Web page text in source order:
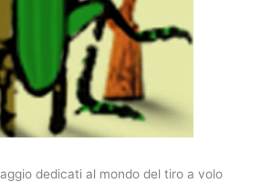
dedicati al mondo del tiro a volo